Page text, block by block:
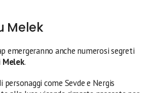
Melek
emergeranno anche numerosi segreti
Melek.
personaggi come Sevde e Nergis